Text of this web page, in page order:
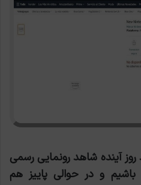
آینده شاهد رونمایی رسمی
باشیم و در حوالی پاییز هم